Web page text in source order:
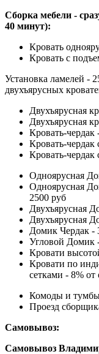
Сборка мебели -
40 минут):
Кровать
Кровать с
Установка ламелей -
двухъярусных
Двухъярусная
Двухъярусная
Кровать-чердак
Кровать-чердак
Кровать-
Одноярусная
Одноярусная
2500 руб
Двухъярусная
Двухъярусная
Домик Чердак -
Угловой Домик
Кровати
Кровати по
сетками - 8% от
Комоды и тумбы
Проезд
Самовывоз:
Самовывоз